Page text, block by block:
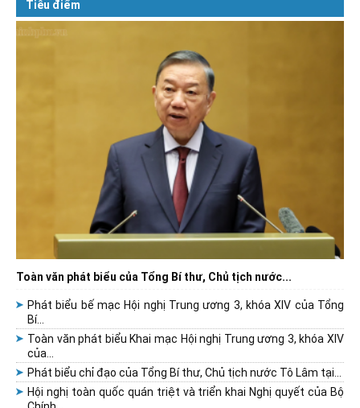
Tiêu điểm
Toàn văn phát biểu của Tổng Bí thư, Chủ tịch nước...
Phát biểu bế mạc Hội nghị Trung ương 3, khóa XIV của Tổng
Bí...
Toàn văn phát biểu Khai mạc Hội nghị Trung ương 3, khóa XIV
của...
Phát biểu chỉ đạo của Tổng Bí thư, Chủ tịch nước Tô Lâm tại...
Hội nghị toàn quốc quán triệt và triển khai Nghị quyết của Bộ